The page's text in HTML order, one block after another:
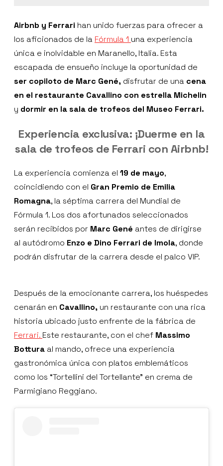
Airbnb y Ferrari han unido fuerzas para ofrecer a
los aficionados de la Fórmula 1 una experiencia
única e inolvidable en Maranello, Italia. Esta
escapada de ensueño incluye la oportunidad de
ser copiloto de Marc Gené, disfrutar de una cena
en el restaurante Cavallino con estrella Michelin
y dormir en la sala de trofeos del Museo Ferrari.
Experiencia exclusiva: ¡Duerme en la
sala de trofeos de Ferrari con Airbnb!
La experiencia comienza el 19 de mayo,
coincidiendo con el Gran Premio de Emilia
Romagna, la séptima carrera del Mundial de
Fórmula 1. Los dos afortunados seleccionados
serán recibidos por Marc Gené antes de dirigirse
al autódromo Enzo e Dino Ferrari de Imola, donde
podrán disfrutar de la carrera desde el palco VIP.
Después de la emocionante carrera, los huéspedes
cenarán en Cavallino, un restaurante con una rica
historia ubicado justo enfrente de la fábrica de
Ferrari. Este restaurante, con el chef Massimo
Bottura al mando, ofrece una experiencia
gastronómica única con platos emblemáticos
como los “Tortellini del Tortellante” en crema de
Parmigiano Reggiano.